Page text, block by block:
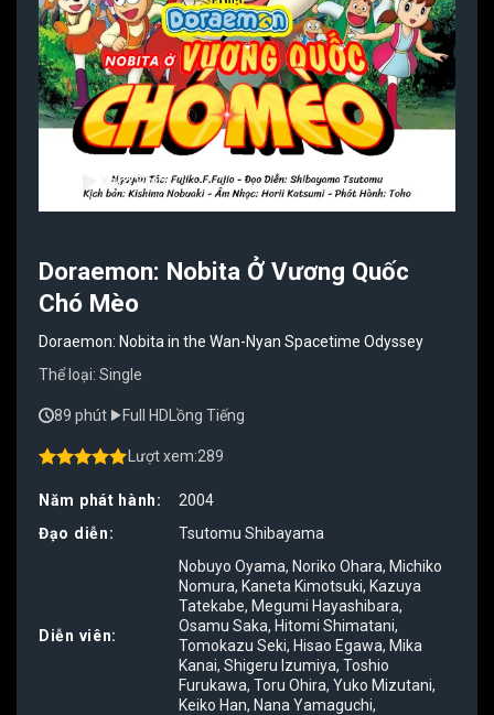
Xem Phim
Doraemon: Nobita Ở Vương Quốc
Chó Mèo
Doraemon: Nobita in the Wan-Nyan Spacetime Odyssey
Thể loại: Single
89 phút Full HD Lồng Tiếng
5
Lượt xem:289
Năm phát hành:
2004
Đạo diễn:
Tsutomu Shibayama
Diễn viên:
Nobuyo Oyama, Noriko Ohara, Michiko
Nomura, Kaneta Kimotsuki, Kazuya
Tatekabe, Megumi Hayashibara,
Osamu Saka, Hitomi Shimatani,
Tomokazu Seki, Hisao Egawa, Mika
Kanai, Shigeru Izumiya, Toshio
Furukawa, Toru Ohira, Yuko Mizutani,
Keiko Han, Nana Yamaguchi,